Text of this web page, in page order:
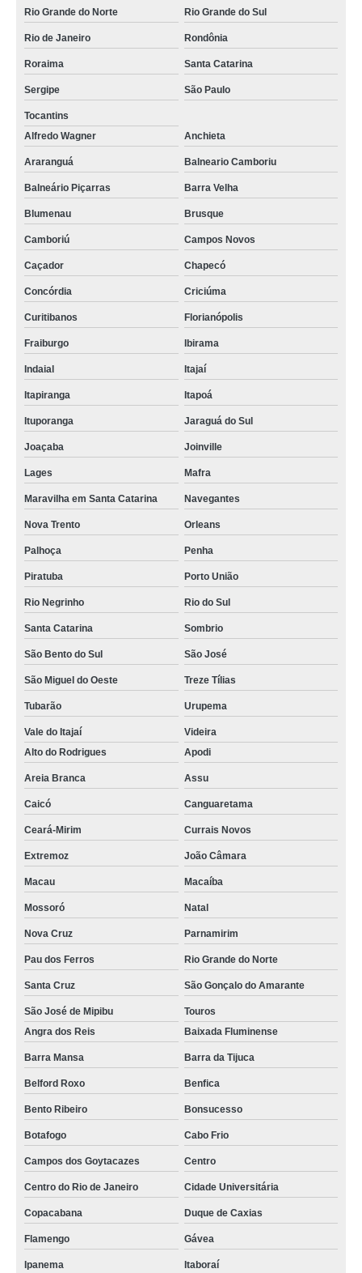
Rio Grande do Norte Rio Grande do Sul
Rio de Janeiro Rondônia
Roraima Santa Catarina
Sergipe São Paulo
Tocantins
Alfredo Wagner
Anchieta
Araranguá Balneario Camboriu
Balneário Piçarras Barra Velha
Blumenau Brusque
Camboriú Campos Novos
Caçador Chapecó
Concórdia Criciúma
Curitibanos Florianópolis
Fraiburgo Ibirama
Indaial Itajaí
Itapiranga Itapoá
Ituporanga Jaraguá do Sul
Joaçaba Joinville
Lages Mafra
Maravilha em Santa Catarina Navegantes
Nova Trento Orleans
Palhoça Penha
Piratuba Porto União
Rio Negrinho Rio do Sul
Santa Catarina Sombrio
São Bento do Sul São José
São Miguel do Oeste Treze Tílias
Tubarão Urupema
Vale do Itajaí
Videira
Alto do Rodrigues
Apodi
Areia Branca Assu
Caicó Canguaretama
Ceará-Mirim Currais Novos
Extremoz João Câmara
Macau Macaíba
Mossoró Natal
Nova Cruz Parnamirim
Pau dos Ferros Rio Grande do Norte
Santa Cruz São Gonçalo do Amarante
São José de Mipibu
Touros
Angra dos Reis
Baixada Fluminense
Barra Mansa Barra da Tijuca
Belford Roxo Benfica
Bento Ribeiro Bonsucesso
Botafogo Cabo Frio
Campos dos Goytacazes Centro
Centro do Rio de Janeiro Cidade Universitária
Copacabana Duque de Caxias
Flamengo Gávea
Ipanema Itaboraí